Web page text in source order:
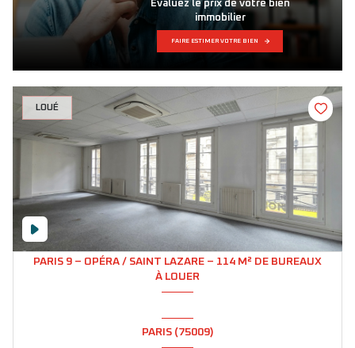
CRÉER UNE ALERTE PERSONNALISÉE
LOUÉ
PARIS 9 – OPÉRA / SAINT LAZARE – 114 M² DE BUREAUX
À LOUER
PARIS (75009)